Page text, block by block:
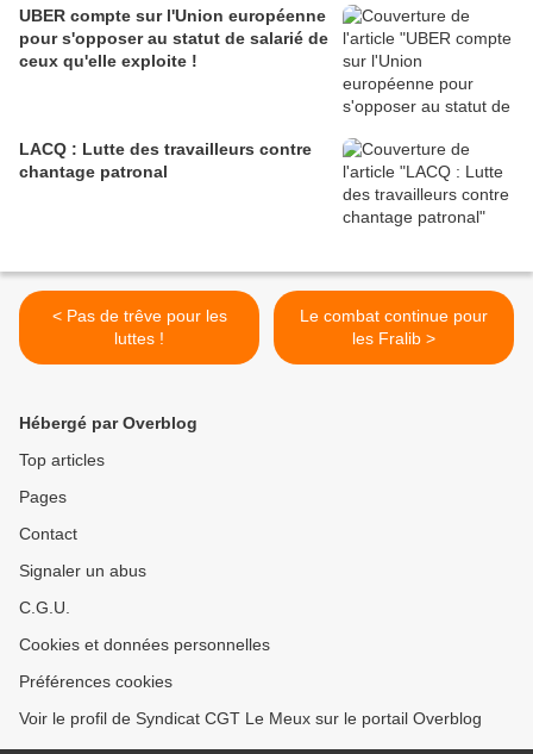
UBER compte sur l'Union européenne
pour s'opposer au statut de salarié de
ceux qu'elle exploite !
LACQ : Lutte des travailleurs contre
chantage patronal
< Pas de trêve pour les
luttes !
Le combat continue pour
les Fralib >
Hébergé par Overblog
Top articles
Pages
Contact
Signaler un abus
C.G.U.
Cookies et données personnelles
Préférences cookies
Voir le profil de Syndicat CGT Le Meux sur le portail Overblog